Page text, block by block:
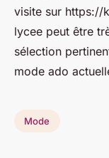
visite sur https://
lycee peut être
sélection
mode ado
Mode